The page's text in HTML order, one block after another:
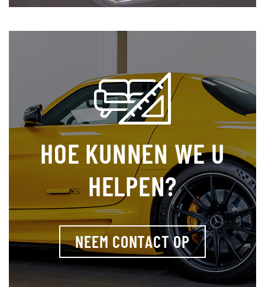
HOE KUNNEN WE U
HELPEN?
NEEM CONTACT OP